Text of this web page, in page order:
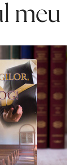
meu